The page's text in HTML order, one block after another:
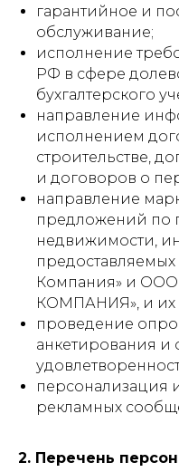
гарантийное и
обслуживание;
исполнение
РФ в сфере
бухгалтерского
направление
исполнением
строительстве,
и договоров о
направление
предложений по
недвижимости,
Компания» и
КОМПАНИЯ», и их
проведение
анкетирования и
рекламных
2. Перечень